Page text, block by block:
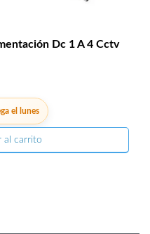
Dc 1 A 4 Cctv
el lunes
al carrito